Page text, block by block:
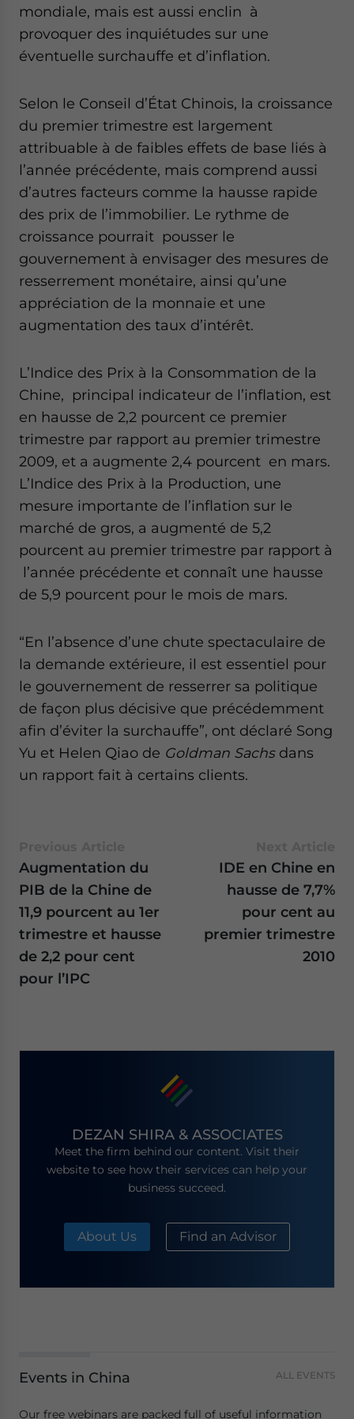
mondiale, mais est aussi enclin à
provoquer des inquiétudes sur une
éventuelle surchauffe et d’inflation.
Selon le Conseil d’État Chinois, la croissance
du premier trimestre est largement
attribuable à de faibles effets de base liés à
l’année précédente, mais comprend aussi
d’autres facteurs comme la hausse rapide
des prix de l’immobilier. Le rythme de
croissance pourrait pousser le
gouvernement à envisager des mesures de
resserrement monétaire, ainsi qu’une
appréciation de la monnaie et une
augmentation des taux d’intérêt.
L’Indice des Prix à la Consommation de la
Chine, principal indicateur de l’inflation, est
en hausse de 2,2 pourcent ce premier
trimestre par rapport au premier trimestre
2009, et a augmente 2,4 pourcent en mars.
L’Indice des Prix à la Production, une
mesure importante de l’inflation sur le
marché de gros, a augmenté de 5,2
pourcent au premier trimestre par rapport à
l’année précédente et connaît une hausse
de 5,9 pourcent pour le mois de mars.
“En l’absence d’une chute spectaculaire de
la demande extérieure, il est essentiel pour
le gouvernement de resserrer sa politique
de façon plus décisive que précédemment
afin d’éviter la surchauffe”, ont déclaré Song
Yu et Helen Qiao de Goldman Sachsdans
un rapport fait à certains clients.
Augmentation du
PIB de la Chine de
11,9 pourcent au 1er
trimestre et hausse
de 2,2 pour cent
pour l’IPC
IDE en Chine en
hausse de 7,7%
pour cent au
premier trimestre
2010
DEZAN SHIRA & ASSOCIATES
Meet the firm behind our content. Visit their
website to see how their services can help your
business succeed.
About Us Find an Advisor
Events in China ALL EVENTS
Our free webinars are packed full of useful information
website. Please send me business news and updates